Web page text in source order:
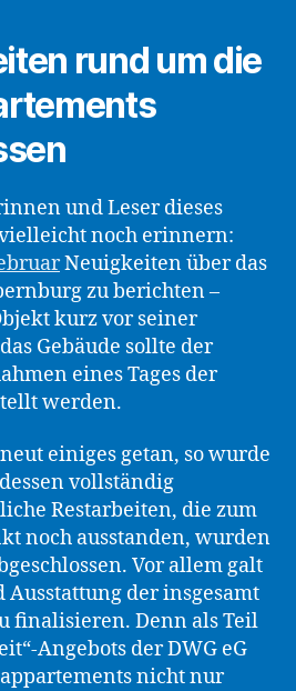
rund um die
und Leser dieses
noch erinnern:
Neuigkeiten über das
zu berichten –
kurz vor seiner
Gebäude sollte der
eines Tages der
werden.
einiges getan, so wurde
vollständig
Restarbeiten, die zum
noch ausstanden, wurden
Vor allem galt
Ausstattung der insgesamt
finalisieren. Denn als Teil
Angebots der DWG eG
nicht nur